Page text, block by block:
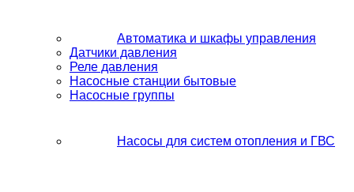
Автоматика и шкафы управления
Датчики давления
Реле давления
Насосные станции бытовые
Насосные группы
Насосы для систем отопления и ГВС